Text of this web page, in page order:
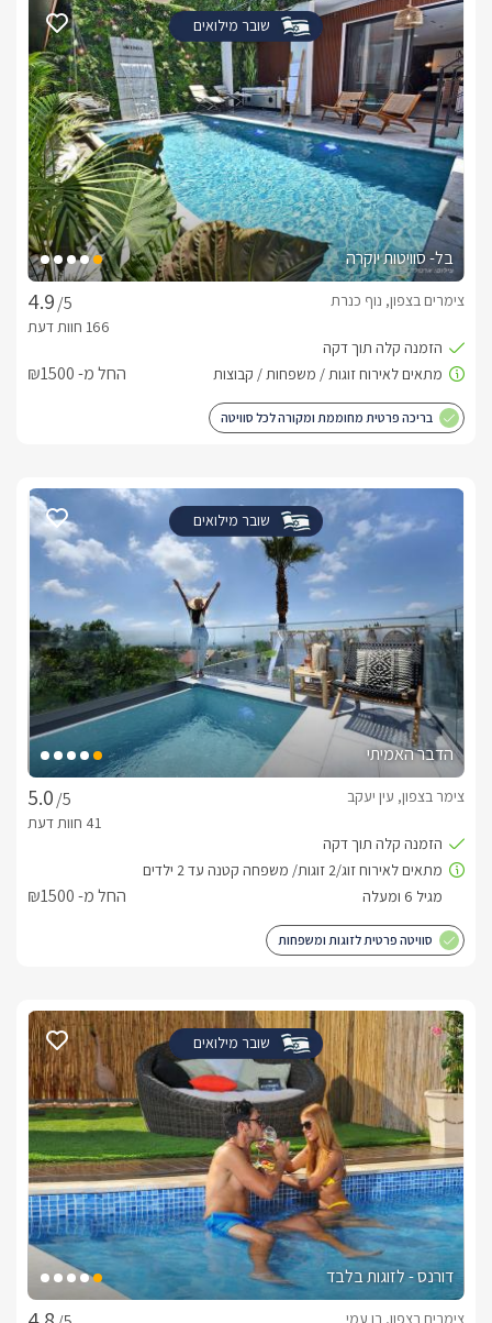
שובר מילואים
בל- סוויטות יוקרה
/5
צימרים בצפון, נוף כנרת
החל מ- ₪1500
בריכה פרטית מחוממת ומקורה לכל סוויטה
שובר מילואים
הדבר האמיתי
/5
צימר בצפון, עין יעקב
החל מ- ₪1500
סוויטה פרטית לזוגות ומשפחות
שובר מילואים
דורנס - לזוגות בלבד
צימרים בצפון, בן עמי